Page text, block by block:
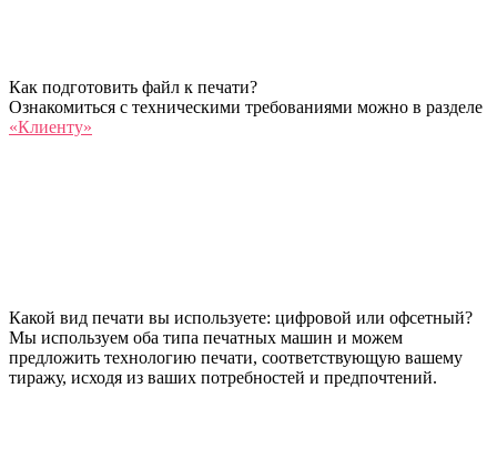
Как подготовить файл к печати?
Ознакомиться с техническими требованиями можно в разделе
«Клиенту»
Какой вид печати вы используете: цифровой или офсетный?
Мы используем оба типа печатных машин и можем
предложить технологию печати, соответствующую вашему
тиражу, исходя из ваших потребностей и предпочтений.